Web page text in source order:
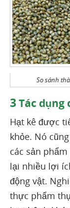
So sánh
3Tác dụng
Hạt kê được
khỏe. Nó
các sản
lại nhiều lợi
động vật.
thực phẩm